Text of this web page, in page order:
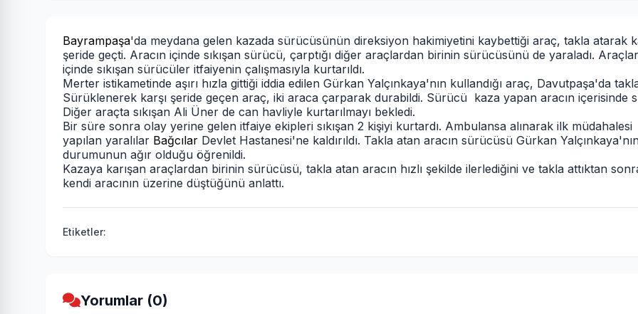
Bayrampaşa'da meydana gelen kazada sürücüsünün direksiyon hakimiyetini kaybettiği araç, takla atarak
şeride geçti. Aracın içinde sıkışan sürücü, çarptığı diğer araçlardan birinin sürücüsünü de yaraladı.
içinde sıkışan sürücüler itfaiyenin çalışmasıyla kurtarıldı.
Merter istikametinde aşırı hızla gittiği iddia edilen Gürkan Yalçınkaya'nın kullandığı araç, Davutpaşa'da
Sürüklenerek karşı şeride geçen araç, iki araca çarparak durabildi. Sürücü kaza yapan aracın içerisinde
Diğer araçta sıkışan Ali Üner de can havliyle kurtarılmayı bekledi.
Bir süre sonra olay yerine gelen itfaiye ekipleri sıkışan 2 kişiyi kurtardı. Ambulansa alınarak ilk müdahalesi
yapılan yaralılar Bağcılar Devlet Hastanesi'ne kaldırıldı. Takla atan aracın sürücüsü Gürkan
durumunun ağır olduğu öğrenildi.
Kazaya karışan araçlardan birinin sürücüsü, takla atan aracın hızlı şekilde ilerlediğini ve takla attıktan
kendi aracının üzerine düştüğünü anlattı.
Etiketler:
Yorumlar (0)